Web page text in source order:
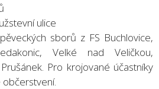
ulice
sborů z FS Buchlovice,
Velké nad Veličkou,
Pro krojované účastníky